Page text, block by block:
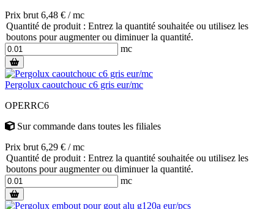
Prix brut 6,48 € / mc
Quantité de produit : Entrez la quantité souhaitée ou utilisez les
boutons pour augmenter ou diminuer la quantité.
mc
Pergolux caoutchouc c6 gris eur/mc
OPERRC6
Sur commande dans toutes les filiales
Prix brut 6,29 € / mc
Quantité de produit : Entrez la quantité souhaitée ou utilisez les
boutons pour augmenter ou diminuer la quantité.
mc